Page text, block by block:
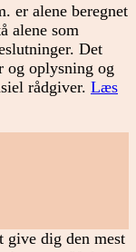
er alene beregnet
alene som
Det
og oplysning og
rådgiver. Læs
give dig den mest